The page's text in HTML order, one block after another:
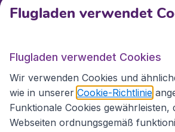
Kundenservice
Flugladen.at
Internationale Webseiten
Flugladen verwendet
Flugladen verwendet Cookies
Wir verwenden Cookies und
wie in unserer Cookie-Richtlinie
Funktionale Cookies gewährleisten,
Webseiten ordnungsgemäß